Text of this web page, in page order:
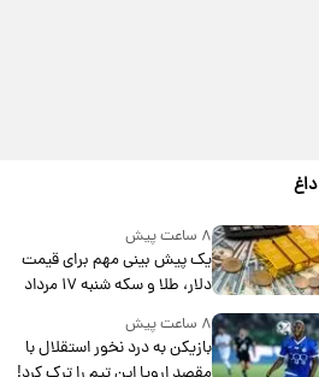
داغ
۸ ساعت پیش
یک پیش ‌بینی مهم برای قیمت
دلار، طلا و سکه شنبه ۱۷ مرداد
۸ ساعت پیش
بازیکن به درد نخور استقلال با